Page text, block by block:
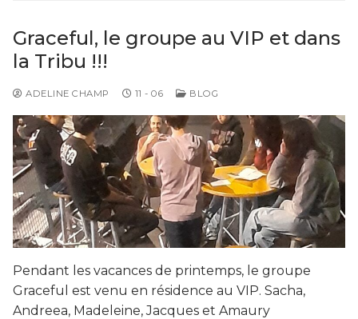
Graceful, le groupe au VIP et dans
la Tribu !!!
ADELINE CHAMP 11 - 06 BLOG
Pendant les vacances de printemps, le groupe
Graceful est venu en résidence au VIP. Sacha,
Andreea, Madeleine, Jacques et Amaury